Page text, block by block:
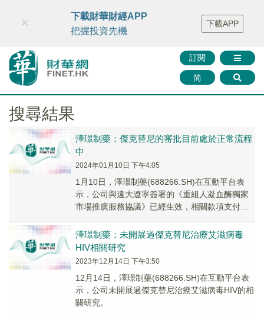
財華智庫網 FINTV FINMETA 財華證券 媒體矩陣
智庫沙龍
聯絡我們
訂閱
简
×
下載財華財經APP
把握投資先機
下載APP
搜尋結果
澤璟制藥：傑克替尼的審批目前處於正常流程
中
2024年01月10日 下午4:05
1月10日，澤璟制藥(688266.SH)在互動平台表
示，公司與遠大遼寧簽署的《重組人凝血酶獨家
市場推廣服務協議》已經生效，相關款項支付將
澤璟制藥：未開展過傑克替尼治療艾滋病毒
HIV相關研究
2023年12月14日 下午3:50
12月14日，澤璟制藥(688266.SH)在互動平台表
示，公司未開展過傑克替尼治療艾滋病毒HIV的相
關研究。